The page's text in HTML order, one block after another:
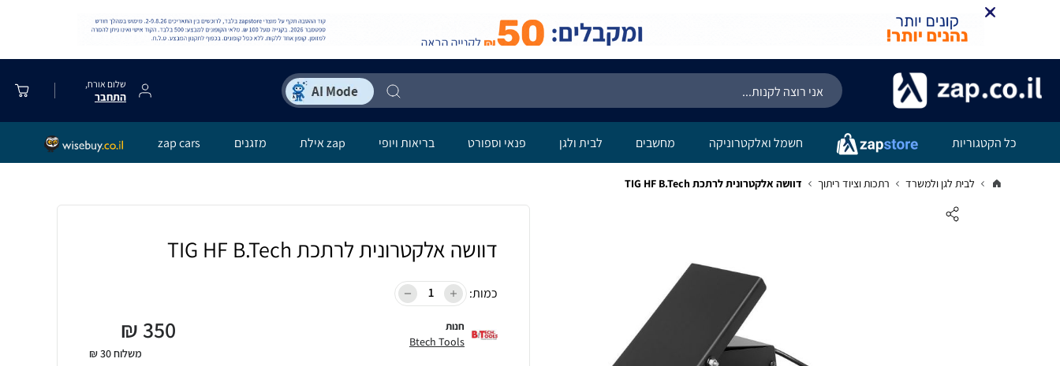
שלום אורח,
התחבר
כל הקטגוריות חשמל ואלקטרוניקה מחשבים לבית ולגן פנאי וספורט בריאות ויופי zap אילת מזגנים zap cars
לבית לגן ולמשרד רתכות וציוד ריתוך דוושה אלקטרונית לרתכת TIG HF B.Tech
דוושה אלקטרונית לרתכת TIG HF B.Tech
כמות:
חנות
Btech Tools
350
₪
משלוח 30 ₪